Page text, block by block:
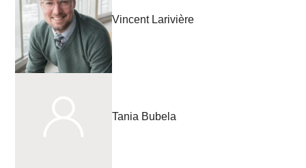
Vincent Larivière
Tania Bubela